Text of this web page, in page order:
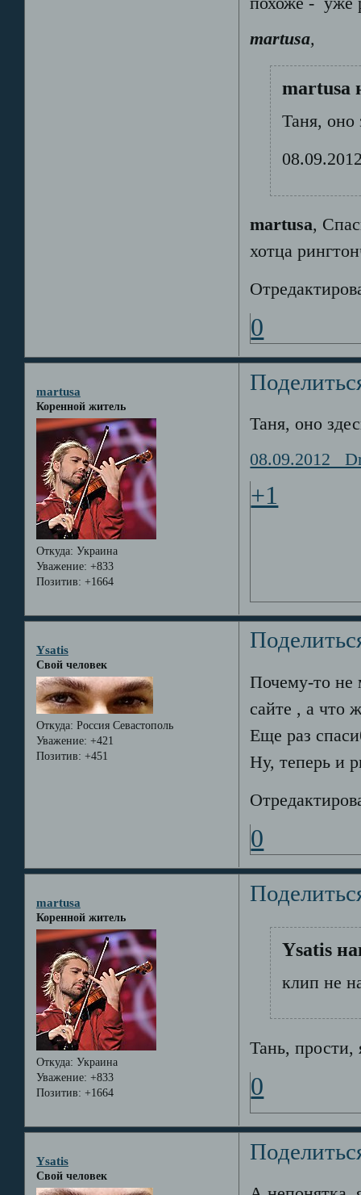
martusa,
martusa
Таня, оно
martusa,
хотца
0
martusa
Коренной житель
Откуда: Украина
Уважение: +833
Позитив: +1664
Таня, оно
08.09.2012
+1
Ysatis
Свой человек
Откуда: Россия Севастополь
Уважение: +421
Позитив: +451
Почему-то не
сайте , а что
Еще раз
Ну, теперь и
0
martusa
Коренной житель
Откуда: Украина
Уважение: +833
Позитив: +1664
Ysatis
клип не
Тань, прости,
0
Ysatis
Свой человек